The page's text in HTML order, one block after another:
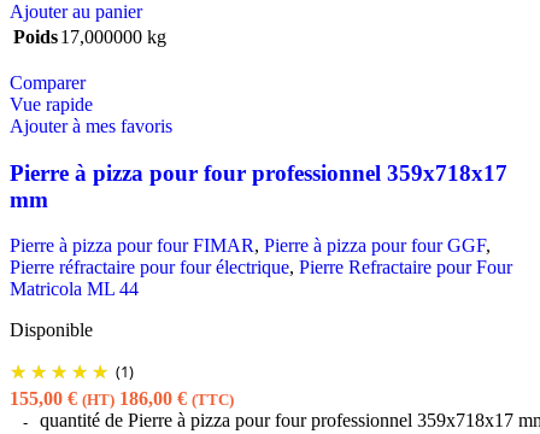
Ajouter au panier
Poids17,000000 kg
Comparer
Vue rapide
Ajouter à mes favoris
Pierre à pizza pour four professionnel 359x718x17
mm
Pierre à pizza pour four FIMAR, Pierre à pizza pour four GGF,
Pierre réfractaire pour four électrique, Pierre Refractaire pour Four
Matricola ML 44
Disponible
(1)
155,00 € (HT) 186,00 € (TTC)
quantité de Pierre à pizza pour four professionnel 359x718x17